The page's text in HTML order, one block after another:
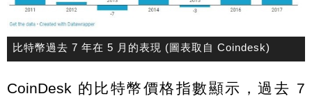
比特幣過去 7 年在 5 月的表現 (圖表取自 Coindesk)
CoinDesk 的比特幣價格指數顯示，過去 7